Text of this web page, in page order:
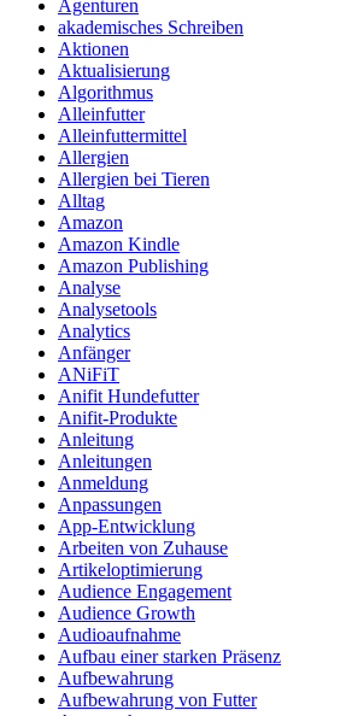
Agenturen
akademisches Schreiben
Aktionen
Aktualisierung
Algorithmus
Alleinfutter
Alleinfuttermittel
Allergien
Allergien bei Tieren
Alltag
Amazon
Amazon Kindle
Amazon Publishing
Analyse
Analysetools
Analytics
Anfänger
ANiFiT
Anifit Hundefutter
Anifit-Produkte
Anleitung
Anleitungen
Anmeldung
Anpassungen
App-Entwicklung
Arbeiten von Zuhause
Artikeloptimierung
Audience Engagement
Audience Growth
Audioaufnahme
Aufbau einer starken Präsenz
Aufbewahrung
Aufbewahrung von Futter